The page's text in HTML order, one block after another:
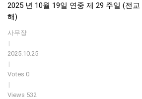
2025 년 10월 19일 연중 제 29 주일 (전
해)
사무장
|
2025.10.25
|
Votes 0
|
Views 532